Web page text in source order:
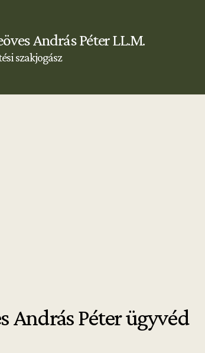
András Péter LL.M.
szakjogász
András Péter ügyvéd